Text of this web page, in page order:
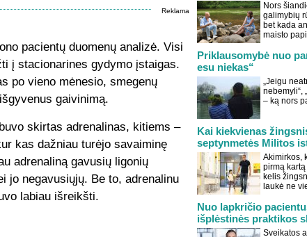
Reklama
pacientų duomenų analizė. Visi
į stacionarines gydymo įstaigas.
po vieno mėnesio, smegenų
gaivinimą.
skirtas adrenalinas, kitiems –
kas dažniau turėjo savaiminę
adrenaliną gavusių ligonių
jo negavusiųjų. Be to, adrenalinu
labiau išreikšti.
Nors
galimybių
bet kada
maisto
Priklausomybė nuo
esu niekas“
„Jeigu
nebemyli“,
– ką nors
Kai kiekvienas
septynmetės Militos
Akimirkos,
pirmą
kelis
laukė ne
Nuo lapkričio
išplėstinės praktikos
Sveikatos